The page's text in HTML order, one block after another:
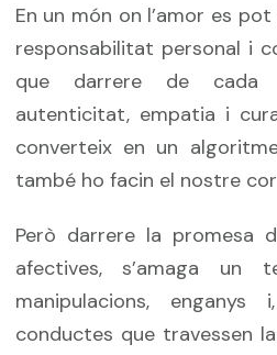
En un món on l’amor es
responsabilitat personal i
que darrere de cada
autenticitat, empatia i
converteix en un
també ho facin el nostre
Però darrere la promesa
afectives, s’amaga
manipulacions,
conductes que travessen